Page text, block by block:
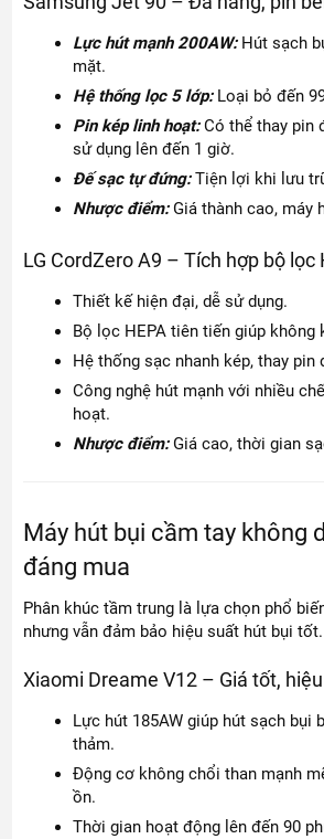
Lực hút mạnh 200AW:Hút sạch
mặt.
Hệ thống lọc 5 lớp:Loại bỏ đến
Pin kép linh hoạt:Có thể thay pin
sử dụng lên đến 1 giờ.
Đế sạc tự đứng:Tiện lợi khi lưu
Nhược điểm:Giá thành cao, máy
LG CordZero A9 – Tích hợp bộ lọc
Thiết kế hiện đại, dễ sử dụng.
Bộ lọc HEPA tiên tiến giúp không
Hệ thống sạc nhanh kép, thay pin
Công nghệ hút mạnh với nhiều
hoạt.
Nhược điểm:Giá cao, thời gian
Máy hút bụi cầm tay không
đáng mua
Phân khúc tầm trung là lựa chọn phổ
nhưng vẫn đảm bảo hiệu suất hút bụi tốt.
Xiaomi Dreame V12 – Giá tốt,
Lực hút 185AW giúp hút sạch bụi
thảm.
Động cơ không chổi than mạnh
ồn.
Thời gian hoạt động lên đến 90